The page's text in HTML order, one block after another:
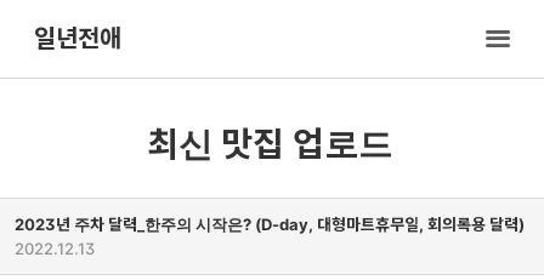
년
전
일년전애
최신 맛집 업로드
2023년 주차 달력_한주의 시작은? (D-day, 대형마트휴무일, 회의록용 달력)
2022.12.13